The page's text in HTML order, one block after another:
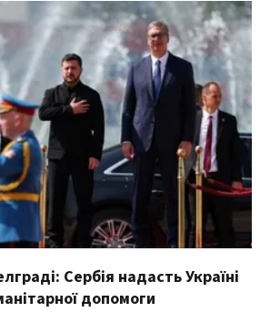
Сербія надасть Україні
допомоги